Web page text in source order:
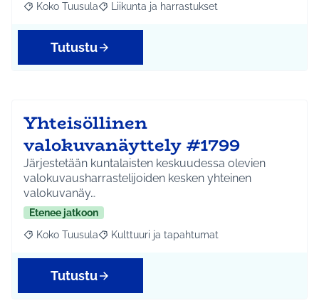
Rajaa tulokset aihepiirin mukaan: Koko Tuusula
Koko Tuusula Rajaa tulokset teeman mukaan: Liikunta ja
Liikunta ja harrastukset
Tutustu
Yhteisöllinen
valokuvanäyttely #1799
Järjestetään kuntalaisten keskuudessa olevien
valokuvausharrastelijoiden kesken yhteinen
valokuvanäy…
Etenee jatkoon
Rajaa tulokset aihepiirin mukaan: Koko Tuusula
Koko Tuusula Rajaa tulokset teeman mukaan: Kulttuuri ja
Kulttuuri ja tapahtumat
Tutustu